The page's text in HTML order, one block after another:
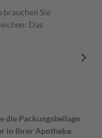
Sie
Das
die Packungsbeilage
in Ihrer Apotheke.